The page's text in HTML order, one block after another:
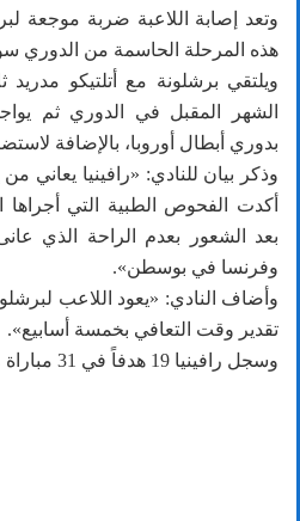
وتعد إصابة اللاعبة ضربة موجعة
هذه المرحلة الحاسمة من الدوري
ويلتقي برشلونة مع أتلتيكو
الشهر المقبل في الدوري ثم
بدوري أبطال أوروبا، بالإضافة
وذكر بيان للنادي: «رافينيا يعاني
أكدت الفحوص الطبية التي أجراها
بعد الشعور بعدم الراحة الذي
وفرنسا في بوسطن».
وأضاف النادي: «يعود اللاعب
تقدير وقت التعافي بخمسة أسابيع».
وسجل رافينيا 19 هدفاً في 31 مباراة مع برشلونة هذا الموسم.